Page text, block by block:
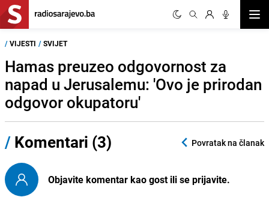
/ VIJESTI / SVIJET
Hamas preuzeo odgovornost za
napad u Jerusalemu: 'Ovo je prirodan
odgovor okupatoru'
/ Komentari (3) Povratak na članak
Objavite komentar kao gost ili se prijavite.